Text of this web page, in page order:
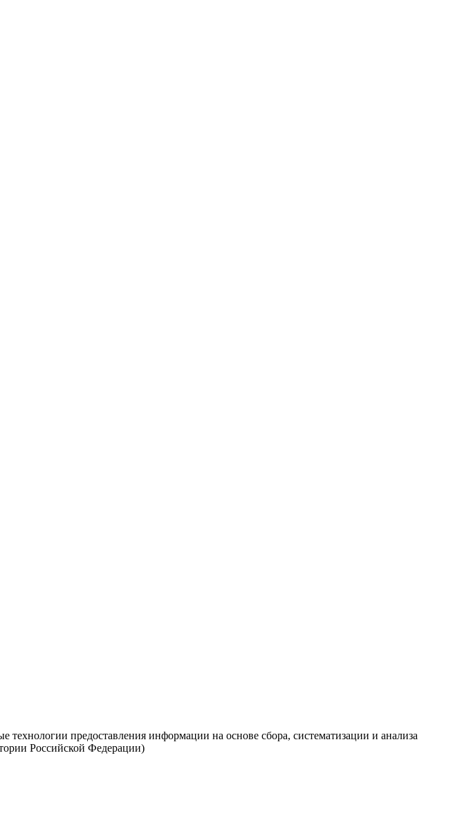
технологии предоставления информации на основе сбора, систематизации и анализа
Российской Федерации)